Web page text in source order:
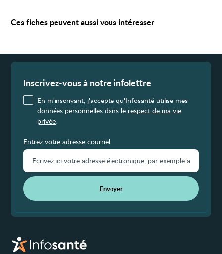
Ces fiches peuvent aussi vous intéresser
Inscrivez-vous à notre infolettre
En m'inscrivant, j'accepte qu'Infosanté utilise mes
données personnelles dans le respect de ma vie
privée
Entrez votre adresse courriel
Envoyer